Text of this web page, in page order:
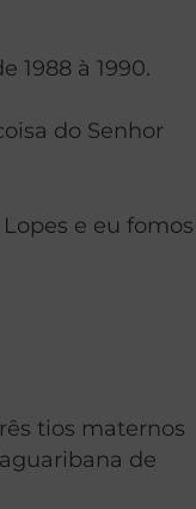
1988 à 1990.
do Senhor
e eu fomos
tios maternos
de